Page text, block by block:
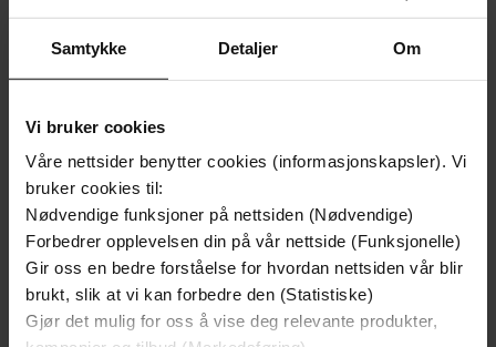
Samtykke Detaljer Om
Vi bruker cookies
Våre nettsider benytter cookies (informasjonskapsler). Vi
bruker cookies til:
Nødvendige funksjoner på nettsiden (Nødvendige)
Forbedrer opplevelsen din på vår nettside (Funksjonelle)
Gir oss en bedre forståelse for hvordan nettsiden vår blir
brukt, slik at vi kan forbedre den (Statistiske)
Gjør det mulig for oss å vise deg relevante produkter,
199,-
Minnesota
Jo Nesbø
EBOK
349,-
Utskudd
Jørn Lier Horst